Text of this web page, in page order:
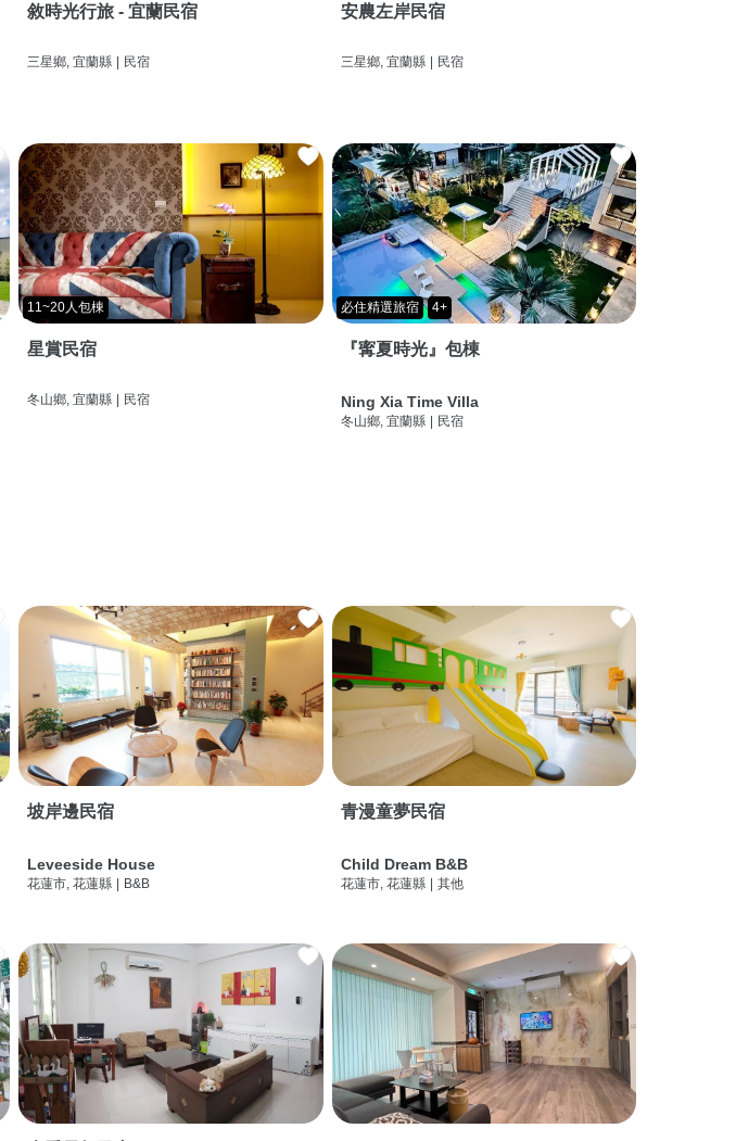
敘時光行旅 - 宜蘭民宿
三星鄉, 宜蘭縣 | 民宿
安農左岸民宿
三星鄉, 宜蘭縣 | 民宿
11~20人包棟
星賞民宿
冬山鄉, 宜蘭縣 | 民宿
必住精選旅宿 4+
『寗夏時光』包棟
Ning Xia Time Villa
冬山鄉, 宜蘭縣 | 民宿
坡岸邊民宿
Leveeside House
花蓮市, 花蓮縣 | B&B
青漫童夢民宿
Child Dream B&B
花蓮市, 花蓮縣 | 其他